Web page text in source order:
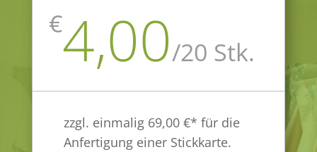
€4,00/20 Stk.
zzgl. einmalig 69,00 €* für die
Anfertigung einer Stickkarte.